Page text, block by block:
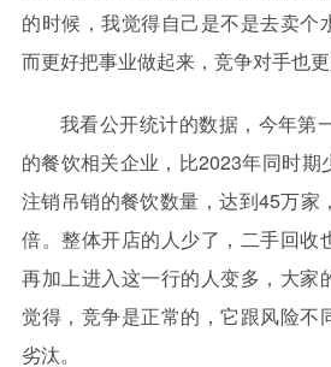
的时候，我觉得自己是不是去卖个
而更好把事业做起来，竞争对手也更
我看公开统计的数据，今年第
的餐饮相关企业，比2023年同时期
注销吊销的餐饮数量，达到45万家
倍。整体开店的人少了，二手回收
再加上进入这一行的人变多，大家
觉得，竞争是正常的，它跟风险不
劣汰。